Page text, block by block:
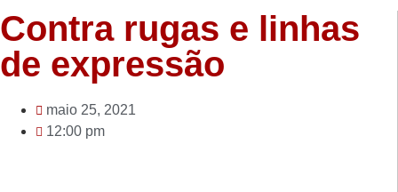
Contra rugas e linhas
de expressão
maio 25, 2021
12:00 pm